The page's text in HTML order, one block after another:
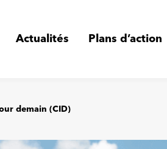
Actualités Plans d’action
demain (CID)